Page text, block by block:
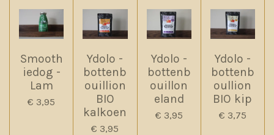
Smooth
iedog -
Lam
€ 3,95
Ydolo -
bottenb
ouillion
BIO
kalkoen
€ 3,95
Ydolo -
bottenb
ouillon
eland
€ 3,95
Ydolo -
bottenb
oullion
BIO kip
€ 3,75